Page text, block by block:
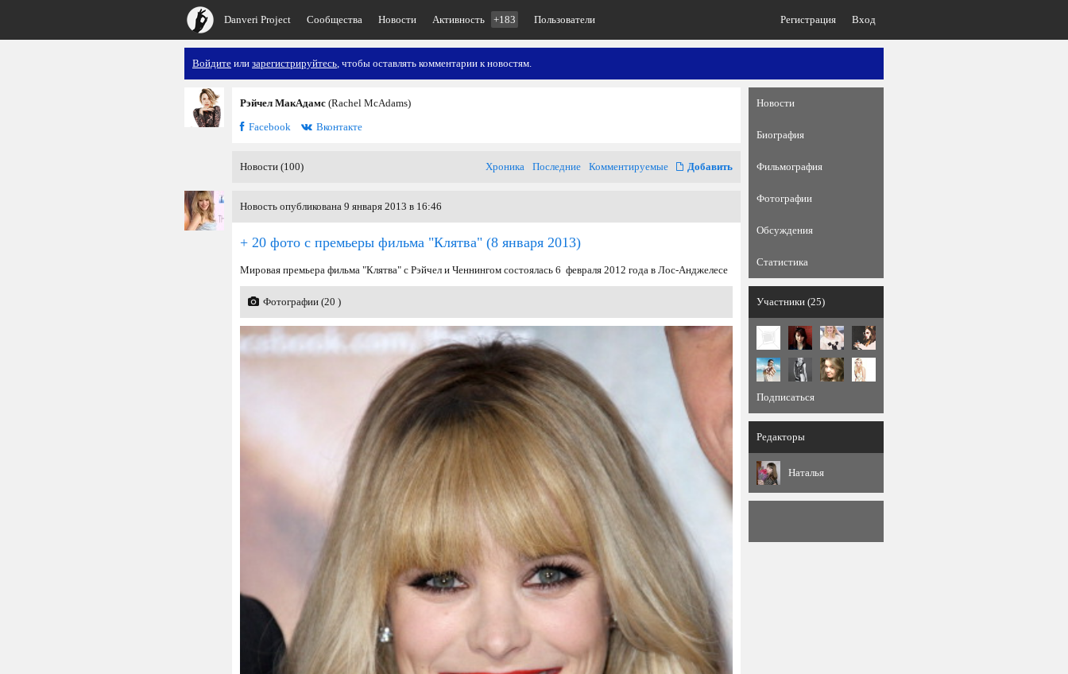
Danveri Project Сообщества Новости Активность +183 Пользователи Регистрация Вход
Войдите или зарегистрируйтесь, чтобы оставлять комментарии к новостям.
Рэйчел МакАдамс (Rachel McAdams)
Facebook
Вконтакте
Новости (100) Хроника Последние Комментируемые Добавить
Новость опубликована 9 января 2013 в 16:46
+ 20 фото с премьеры фильма "Клятва" (8 января 2013)
Мировая премьера фильма "Клятва" с Рэйчел и Ченнингом состоялась 6 февраля 2012 года в Лос-Анджелесе
Фотографии (20 )
Новости
Биография
Фильмография
Фотографии
Обсуждения
Статистика
Участники (25)
Подписаться
Редакторы
Наталья